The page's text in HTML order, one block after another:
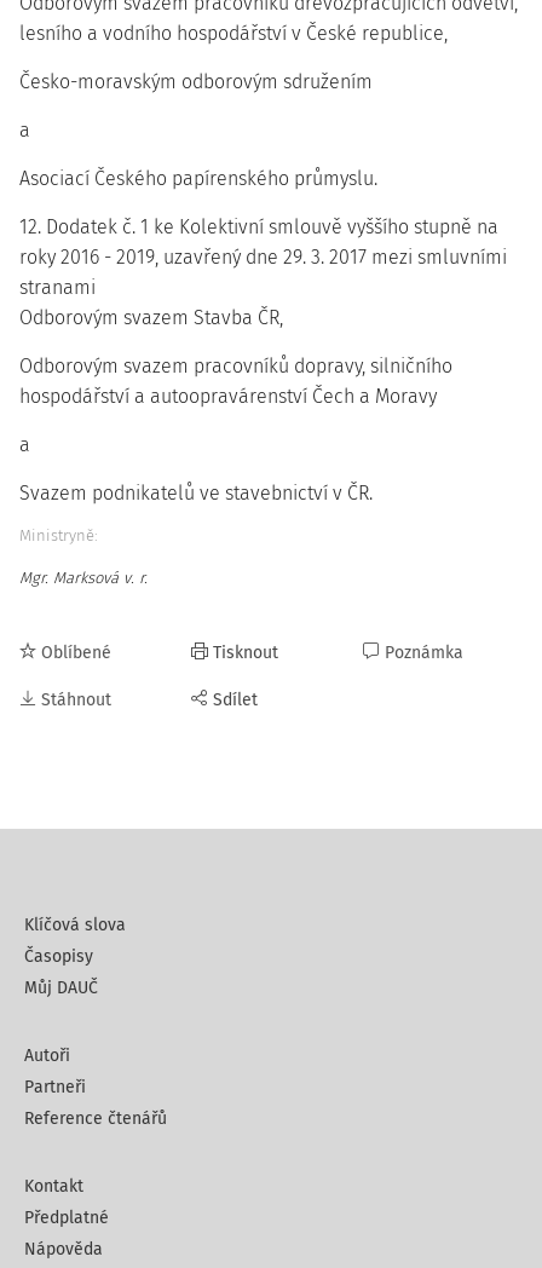
lesního a vodního hospodářství v České republice,
Česko-moravským odborovým sdružením
a
Asociací Českého papírenského průmyslu.
12. Dodatek č. 1 ke Kolektivní smlouvě vyššího stupně na
roky 2016 - 2019, uzavřený dne 29. 3. 2017 mezi smluvními
stranami
Odborovým svazem Stavba ČR,
Odborovým svazem pracovníků dopravy, silničního
hospodářství a autoopravárenství Čech a Moravy
a
Svazem podnikatelů ve stavebnictví v ČR.
Ministryně:
Mgr. Marksová v. r.
Oblíbené
Stáhnout
Tisknout
Sdílet
Poznámka
Klíčová slova
Časopisy
Můj DAUČ
Autoři
Partneři
Reference čtenářů
Kontakt
Předplatné
Nápověda